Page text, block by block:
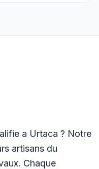
a Urtaca ? Notre
artisans du
Chaque